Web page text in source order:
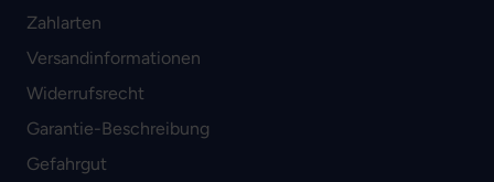
Zahlarten
Versandinformationen
Widerrufsrecht
Garantie-Beschreibung
Gefahrgut